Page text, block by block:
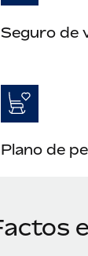
Seguro de
Plano de